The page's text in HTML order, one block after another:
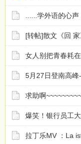
......学外语的心声
[转帖]散文《回 家
女人别把青春耗
5月27日登南高
求助啊
爆笑！银行员工
拉丁乐MV ：La